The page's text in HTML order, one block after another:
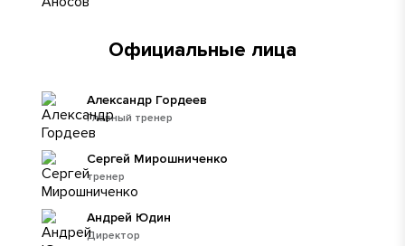
Официальные лица
Главный тренер
Александр Гордеев
тренер
Сергей Мирошниченко
Директор
Андрей Юдин